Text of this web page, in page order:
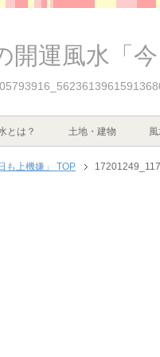
開運風水「今
とは？ 土地・建物
も上機嫌」 TOP